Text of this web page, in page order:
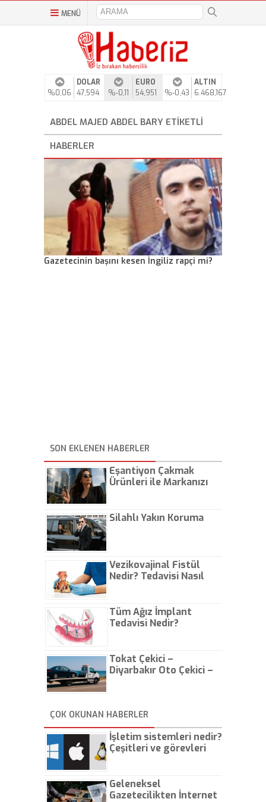
MENÜ
%0,06
DOLAR
47,594
%-0,11
EURO
54,951
%-0,43
ALTIN
6.468,167
ABDEL MAJED ABDEL BARY ETIKETLI
HABERLER
Gazetecinin başını kesen İngiliz rapçi mi?
SON EKLENEN HABERLER
Eşantiyon Çakmak
Ürünleri ile Markanızı
Silahlı Yakın Koruma
Vezikovajinal Fistül
Nedir? Tedavisi Nasıl
Tüm Ağız İmplant
Tedavisi Nedir?
Tokat Çekici –
Diyarbakır Oto Çekici –
ÇOK OKUNAN HABERLER
İşletim sistemleri nedir?
Çeşitleri ve görevleri
Geleneksel
Gazetecilikten İnternet